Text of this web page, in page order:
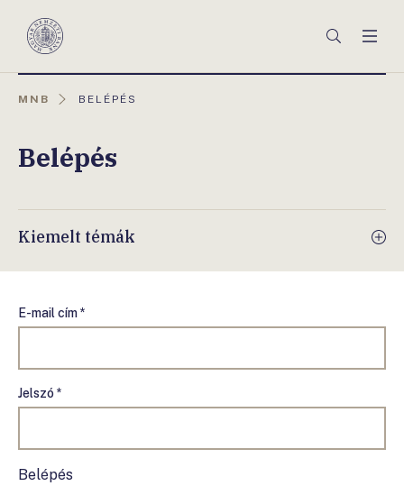
Magyar
Keresés
MNB
AKTUÁLIS
BELÉPÉS
Belépés
Kiemelt témák
E-mail cím *
Jelszó *
Belépés